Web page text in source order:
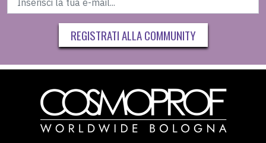
REGISTRATI ALLA COMMUNITY